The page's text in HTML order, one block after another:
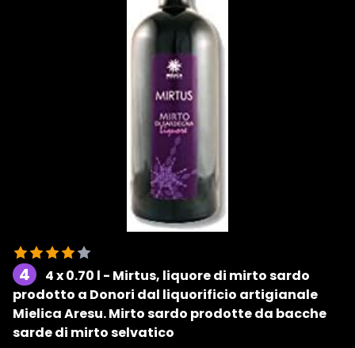
4
4 x 0.70 l - Mirtus, liquore di mirto sardo
prodotto a Donori dal liquorificio artigianale
Mielica Aresu. Mirto sardo prodotte da bacche
sarde di mirto selvatico